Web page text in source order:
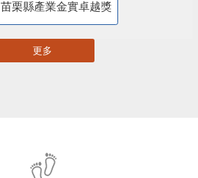
苗栗縣產業金實卓越獎
更多